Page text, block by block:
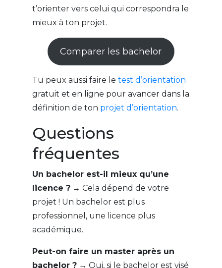
t’orienter vers celui qui correspondra le
mieux à ton projet.
Comparer les bachelor
Tu peux aussi faire le test d’orientation
gratuit et en ligne pour avancer dans la
définition de ton projet d’orientation.
Questions
fréquentes
Un bachelor est-il mieux qu’une
licence ?→ Cela dépend de votre
projet ! Un bachelor est plus
professionnel, une licence plus
académique.
Peut-on faire un master après un
bachelor ?→ Oui, si le bachelor est visé